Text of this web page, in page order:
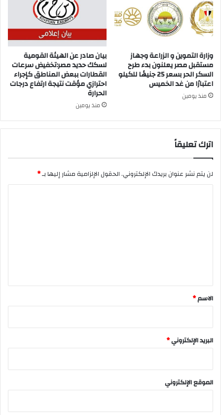
وزارة التموين و الزراعة وجهاز
مستقبل مصر يعلنون بدء طرح
السكر الحر بسعر 25 جنيهًا للكيلو
اعتبارًا من غد الخميس
منذ يومين
بيان صادر عن الهيئة القومية
لسكك حديد مصر:تخفيض سرعات
القطارات ببعض المناطق كإجراء
احترازي مؤقت نتيجة ارتفاع درجات
الحرارة
منذ يومين
اترك تعليقاً
لن يتم نشر عنوان بريدك الإلكتروني.الحقول الإلزامية مشار إليها بـ*
*
الاسم*
البريد الإلكتروني*
الموقع الإلكتروني